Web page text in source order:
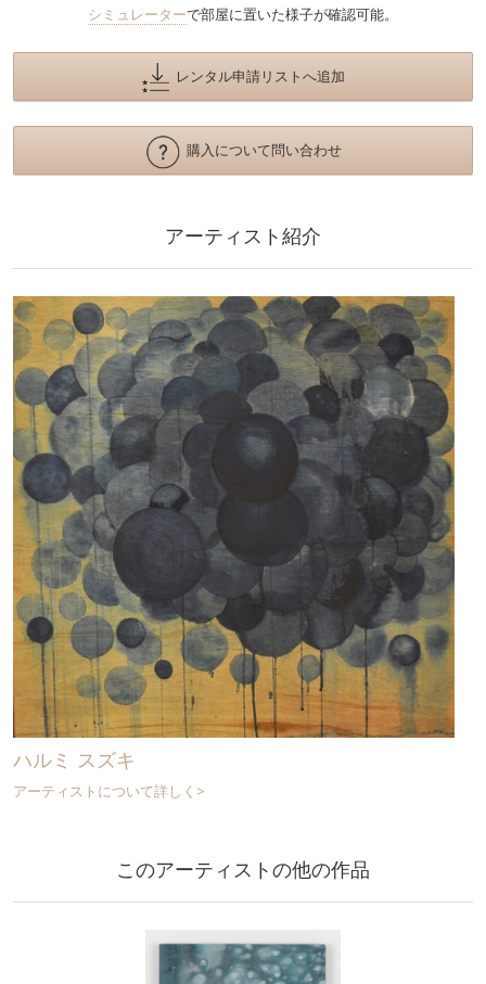
シミュレーターで部屋に置いた様子が確認可能。
レンタル申請リストへ追加
購入について問い合わせ
アーティスト紹介
ハルミ スズキ
アーティストについて詳しく>
このアーティストの他の作品